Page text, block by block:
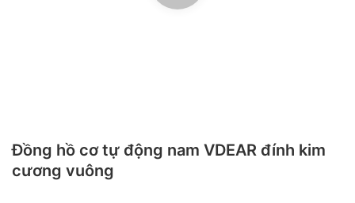
Đồng hồ cơ tự động nam VDEAR đính kim
cương vuông